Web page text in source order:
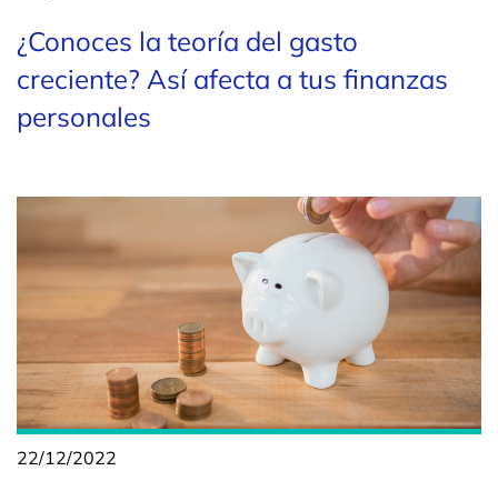
¿Conoces la teoría del gasto
creciente? Así afecta a tus finanzas
personales
22/12/2022